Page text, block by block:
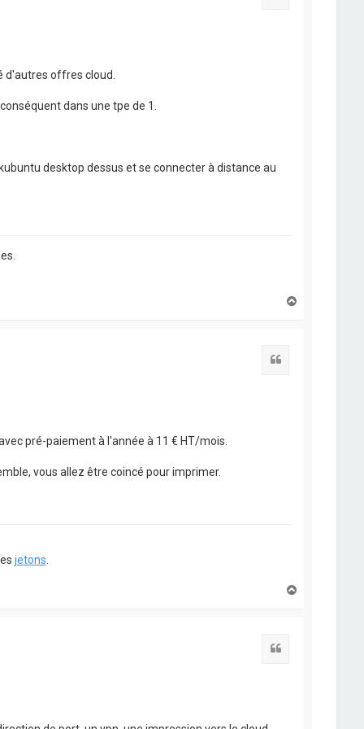
d'autres offres cloud.
dans une tpe de 1.
desktop dessus et se connecter à distance au
pré-paiement à l'année à 11 € HT/mois.
vous allez être coincé pour imprimer.
jetons